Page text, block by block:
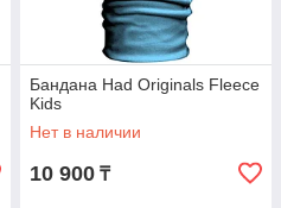
Бандана Had Originals Fleece
Kids
Нет в наличии
10 900 ₸